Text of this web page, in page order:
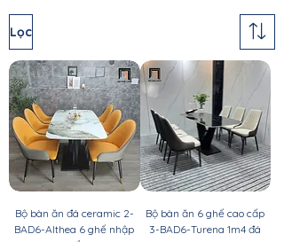
Lọc
Bộ bàn ăn đá ceramic 2-
BAD6-Althea 6 ghế nhập
Bộ bàn ăn 6 ghế cao cấp
3-BAD6-Turena 1m4 đá